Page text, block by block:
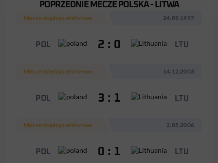
POPRZEDNIE MECZE POLSKA - LITWA
Mecze międzypaństwowe 24.09.1997
POL 2 : 0 LTU
Mecze międzypaństwowe 14.12.2003
POL 3 : 1 LTU
Mecze międzypaństwowe 2.05.2006
POL 0 : 1 LTU